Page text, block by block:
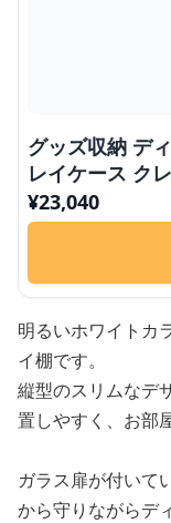
グッズ収納 デ
レイケース ク
¥23,040
明るいホワイトカ
イ棚です。
縦型のスリムなデ
置しやすく、お部
ガラス扉が付いて
から守りながらデ